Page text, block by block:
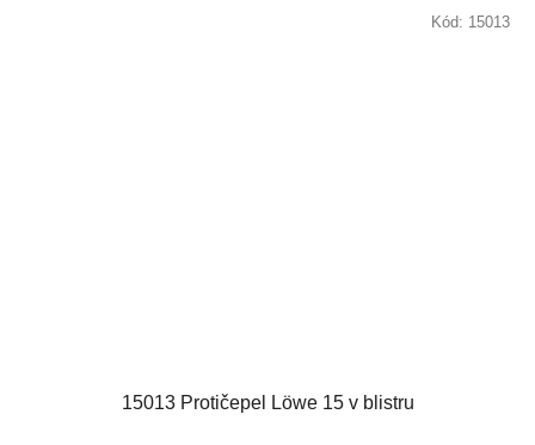
15013 Protičepel Löwe 15 v blistru
Kód: 15013